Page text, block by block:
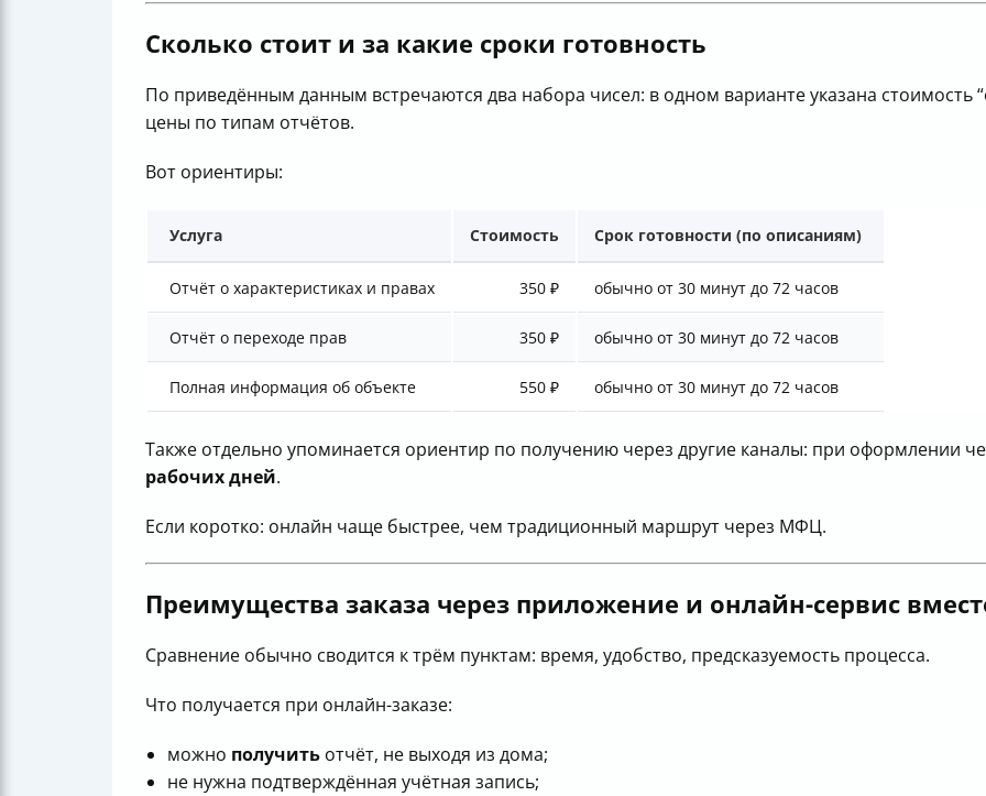
Сколько стоит и за какие сроки готовность
По приведённым данным встречаются два набора чисел: в одном варианте указана стоимость
цены по типам отчётов.
Вот ориентиры:
Услуга Стоимость Срок готовности (по описаниям)
Отчёт о характеристиках и правах 350 ₽ обычно от 30 минут до 72 часов
Отчёт о переходе прав 350 ₽ обычно от 30 минут до 72 часов
Полная информация об объекте 550 ₽ обычно от 30 минут до 72 часов
Также отдельно упоминается ориентир по получению через другие каналы: при оформлении
рабочих дней.
Если коротко: онлайн чаще быстрее, чем традиционный маршрут через МФЦ.
Преимущества заказа через приложение и онлайн-сервис
Сравнение обычно сводится к трём пунктам: время, удобство, предсказуемость процесса.
Что получается при онлайн-заказе:
можно получить отчёт, не выходя из дома;
не нужна подтверждённая учётная запись;